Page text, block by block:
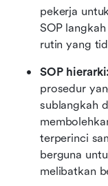
pekerja
SOP
rutin yang
SOP
prosedur
sublangkah
terperinci
berguna
melibatkan